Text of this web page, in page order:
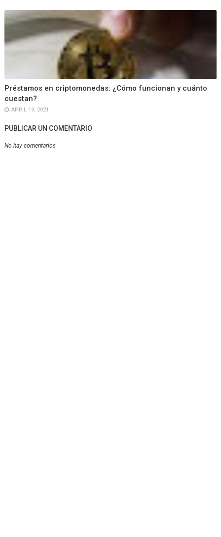
Préstamos en criptomonedas: ¿Cómo funcionan y cuánto
cuestan?
APRIL 19, 2021
PUBLICAR UN COMENTARIO
No hay comentarios